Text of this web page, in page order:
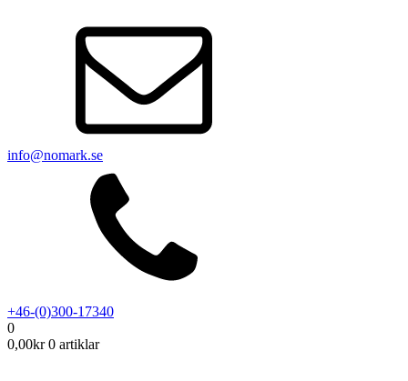
info@nomark.se
+46-(0)300-17340
0
0,00kr 0 artiklar